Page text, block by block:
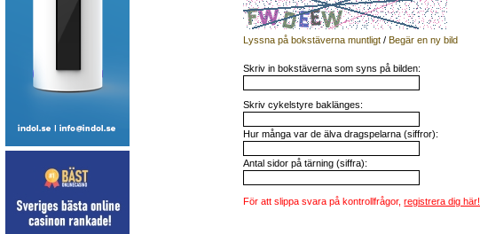
Lyssna på bokstäverna muntligt /Begär en ny bild
Skriv in bokstäverna som syns på bilden:
Skriv cykelstyre baklänges:
Hur många var de älva dragspelarna (siffror):
Antal sidor på tärning (siffra):
För att slippa svara på kontrollfrågor,registrera dig här!